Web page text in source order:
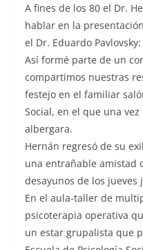
A fines de los 80 el Dr.
hablar en la
el Dr. Eduardo
Así formé parte de un
compartimos nuestras
festejo en el familiar
Social, en el que una
albergara.
Hernán regresó de su
una entrañable amistad
desayunos de los jueves
En el aula-taller de
psicoterapia operativa
un estar grupalista que